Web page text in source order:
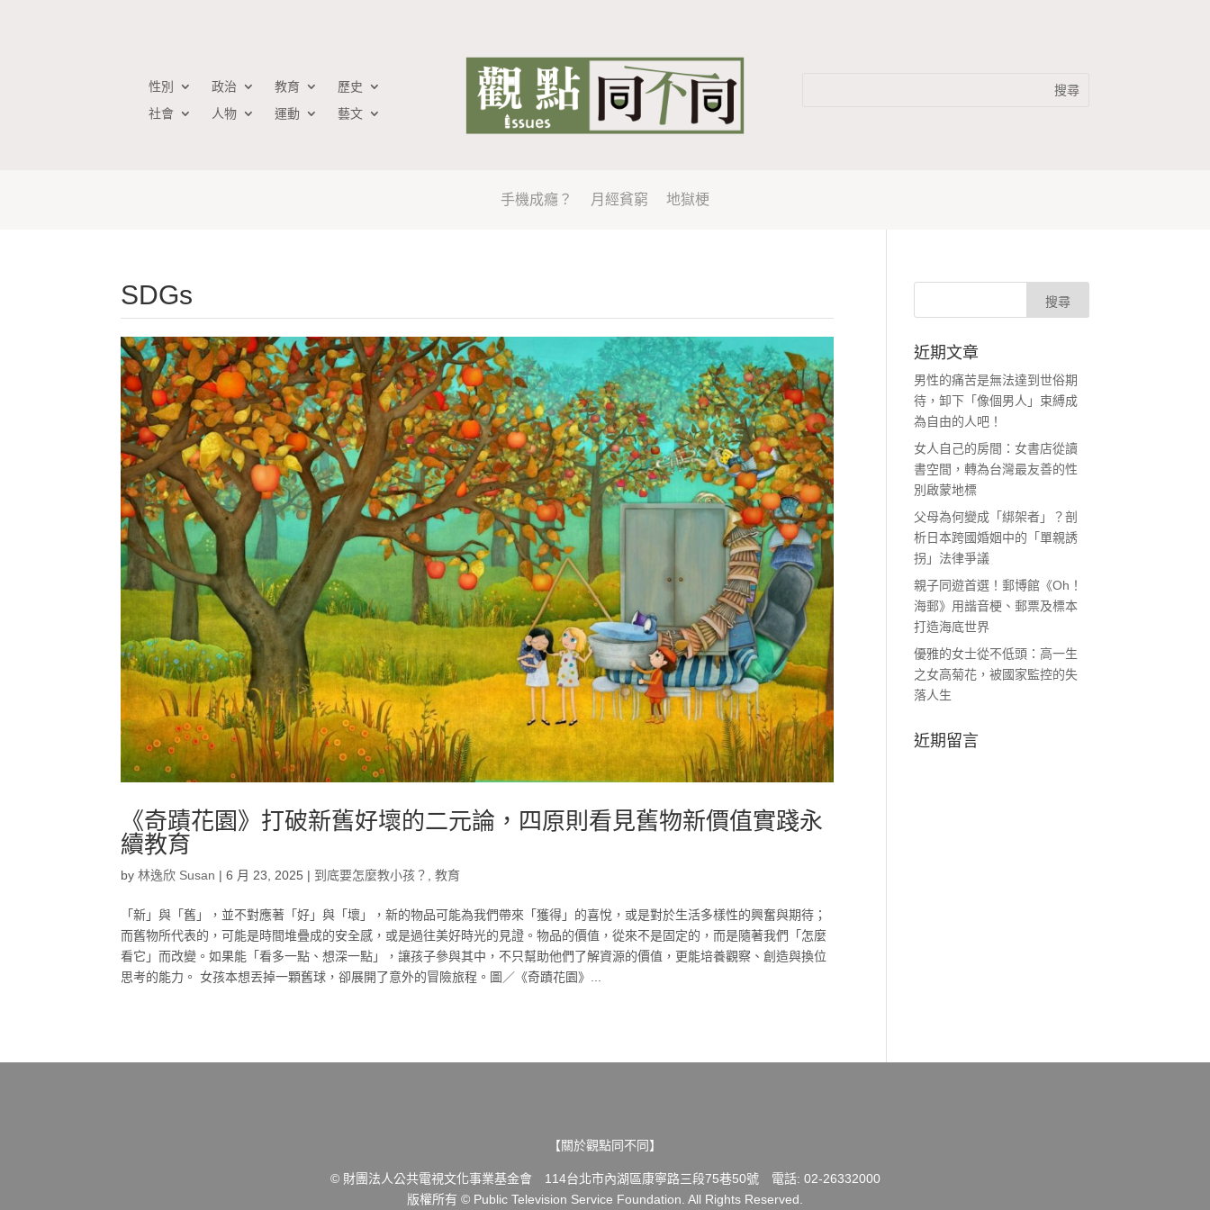
性別 政治 教育
歷史
社會
人物 運動 藝文
手機成癮？ 月經貧窮 地獄梗
SDGs
《奇蹟花園》打破新舊好壞的二元論，四原則看見舊物新價值實踐永
續教育
by林逸欣 Susan |6 月 23, 2025 | 到底要怎麼教小孩？ ,教育
「新」與「舊」，並不對應著「好」與「壞」，新的物品可能為我們帶來「獲得」的喜悅，或是對於生活多樣性的興奮與期待；
而舊物所代表的，可能是時間堆疊成的安全感，或是過往美好時光的見證。物品的價值，從來不是固定的，而是隨著我們「怎麼
看它」而改變。如果能「看多一點、想深一點」，讓孩子參與其中，不只幫助他們了解資源的價值，更能培養觀察、創造與換位
思考的能力。 女孩本想丟掉一顆舊球，卻展開了意外的冒險旅程。圖／《奇蹟花園》...
近期文章
男性的痛苦是無法達到世俗期
待，卸下「像個男人」束縛成
為自由的人吧！
女人自己的房間：女書店從讀
書空間，轉為台灣最友善的性
別啟蒙地標
父母為何變成「綁架者」？剖
析日本跨國婚姻中的「單親誘
拐」法律爭議
親子同遊首選！郵博館《Oh！
海郵》用諧音梗、郵票及標本
打造海底世界
優雅的女士從不低頭：高一生
之女高菊花，被國家監控的失
落人生
近期留言
【關於觀點同不同】
© 財團法人公共電視文化事業基金會 114台北市內湖區康寧路三段75巷50號 電話: 02-26332000
版權所有 © Public Television Service Foundation. All Rights Reserved.